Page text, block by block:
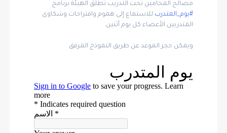
مصالح المحامين تحت التدريب تطلق الهيئة برنامج
#يوم_المتدربللاستماع إلى هموم واقتراحات وشكاوى
المتدربين الأعضاء كل يوم أثنين.
ويمكن حجز الموعد عن طريق النموذج المرفق